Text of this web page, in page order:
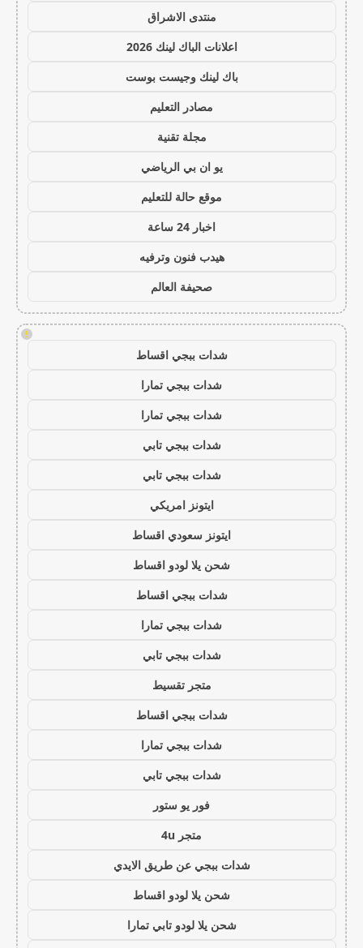
منتدى الاشراق
اعلانات الباك لينك 2026
باك لينك وجيست بوست
مصادر التعليم
مجلة تقنية
يو ان بي الرياضي
موقع حالة للتعليم
اخبار 24 ساعة
هيدب فنون وترفيه
صحيفة العالم
!
شدات ببجي اقساط
شدات ببجي تمارا
شدات ببجي تمارا
شدات ببجي تابي
شدات ببجي تابي
ايتونز امريكي
ايتونز سعودي اقساط
شحن يلا لودو اقساط
شدات ببجي اقساط
شدات ببجي تمارا
شدات ببجي تابي
متجر تقسيط
شدات ببجي اقساط
شدات ببجي تمارا
شدات ببجي تابي
فور يو ستور
متجر 4u
شدات ببجي عن طريق الايدي
شحن يلا لودو اقساط
شحن يلا لودو تابي تمارا